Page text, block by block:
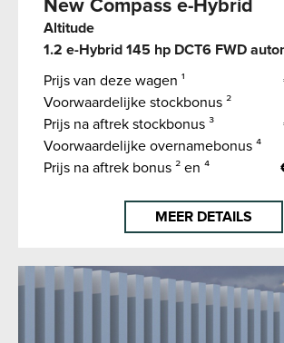
New Compass e-Hybrid
Altitude
1.2 e-Hybrid 145 hp DCT6 FWD
Prijs van deze wagen ¹
Voorwaardelijke stockbonus ²
Prijs na aftrek stockbonus ³
Voorwaardelijke overnamebonus ⁴
Prijs na aftrek bonus ² en ⁴
MEER DETAILS